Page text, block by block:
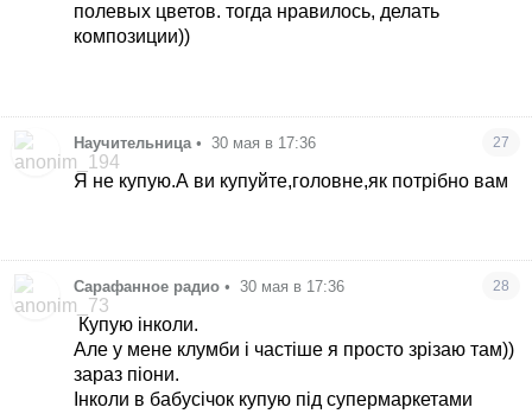
полевых цветов. тогда нравилось, делать
композиции))
Научительница • 30 мая в 17:36 27
Я не купую.А ви купуйте,головне,як потрібно вам
Сарафанное радио • 30 мая в 17:36 28
Купую інколи.
Але у мене клумби і частіше я просто зрізаю там))
зараз піони.
Інколи в бабусічок купую під супермаркетами